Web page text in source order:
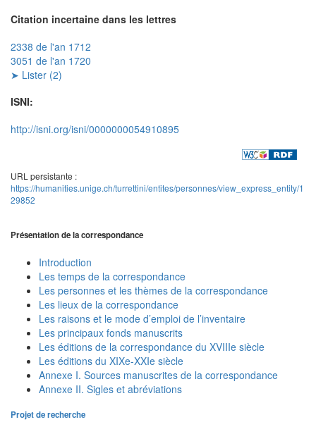
Citation incertaine dans les lettres
2338 de l'an 1712
3051 de l'an 1720
➤ Lister (2)
ISNI:
http://isni.org/isni/0000000054910895
URL persistante :
https://humanities.unige.ch/turrettini/entites/personnes/view_express_entity/1
29852
Présentation de la correspondance
Introduction
Les temps de la correspondance
Les personnes et les thèmes de la correspondance
Les lieux de la correspondance
Les raisons et le mode d’emploi de l’inventaire
Les principaux fonds manuscrits
Les éditions de la correspondance du XVIIIe siècle
Les éditions du XIXe-XXIe siècle
Annexe I. Sources manuscrites de la correspondance
Annexe II. Sigles et abréviations
Projet de recherche